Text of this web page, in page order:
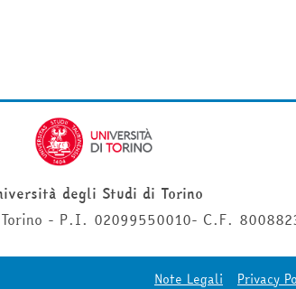
degli Studi di Torino
- P.I. 02099550010- C.F.
Note Legali Privacy